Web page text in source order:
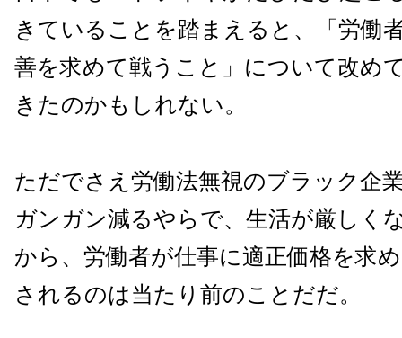
きていることを踏まえると、「労働
善を求めて戦うこと」について改め
きたのかもしれない。
ただでさえ労働法無視のブラック企
ガンガン減るやらで、生活が厳しく
から、労働者が仕事に適正価格を求
されるのは当たり前のことだだ。